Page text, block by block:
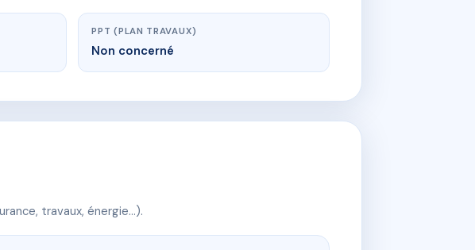
PPT (PLAN TRAVAUX)
Non concerné
travaux, énergie…).